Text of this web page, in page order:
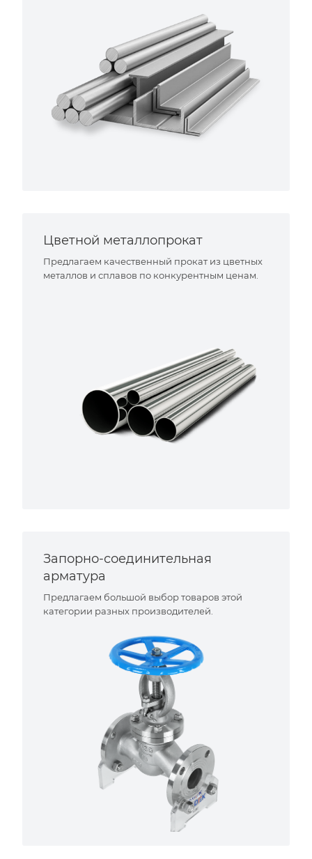
Цветной металлопрокат
Предлагаем качественный прокат из цветных
металлов и сплавов по конкурентным ценам.
Запорно-соединительная
арматура
Предлагаем большой выбор товаров этой
категории разных производителей.